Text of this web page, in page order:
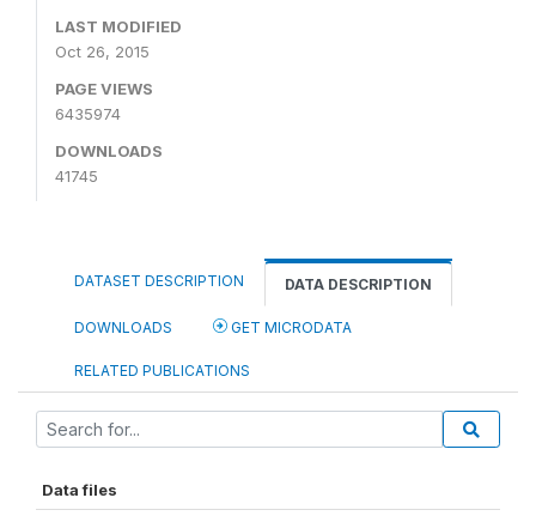
LAST MODIFIED
Oct 26, 2015
PAGE VIEWS
6435974
DOWNLOADS
41745
DATASET DESCRIPTION DATA DESCRIPTION
DOWNLOADS GET MICRODATA
RELATED PUBLICATIONS
Data files